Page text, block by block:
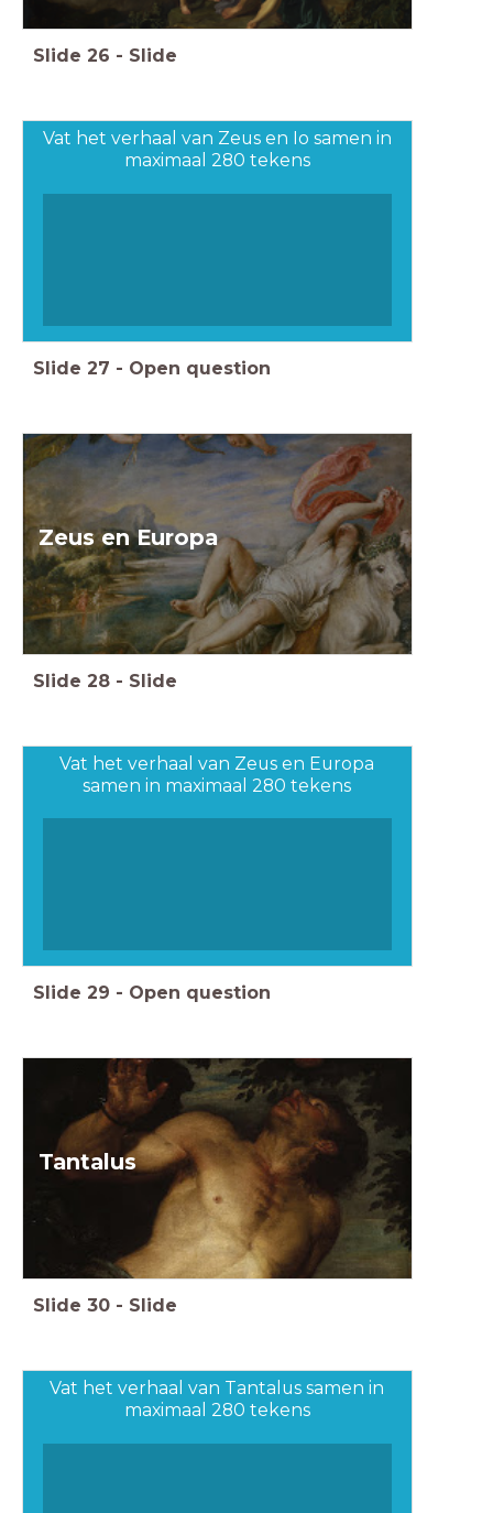
Slide 26 - Slide
Vat het verhaal van Zeus en Io samen in
maximaal 280 tekens
Slide 27 - Open question
Zeus en Europa
Slide 28 - Slide
Vat het verhaal van Zeus en Europa
samen in maximaal 280 tekens
Slide 29 - Open question
Tantalus
Slide 30 - Slide
Vat het verhaal van Tantalus samen in
maximaal 280 tekens